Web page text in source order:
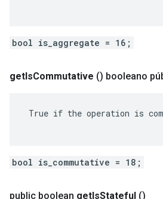
bool is_aggregate = 16;
getIsCommutative () booleano
True if the operation is
bool is_commutative = 18;
public boolean getIsStateful ()